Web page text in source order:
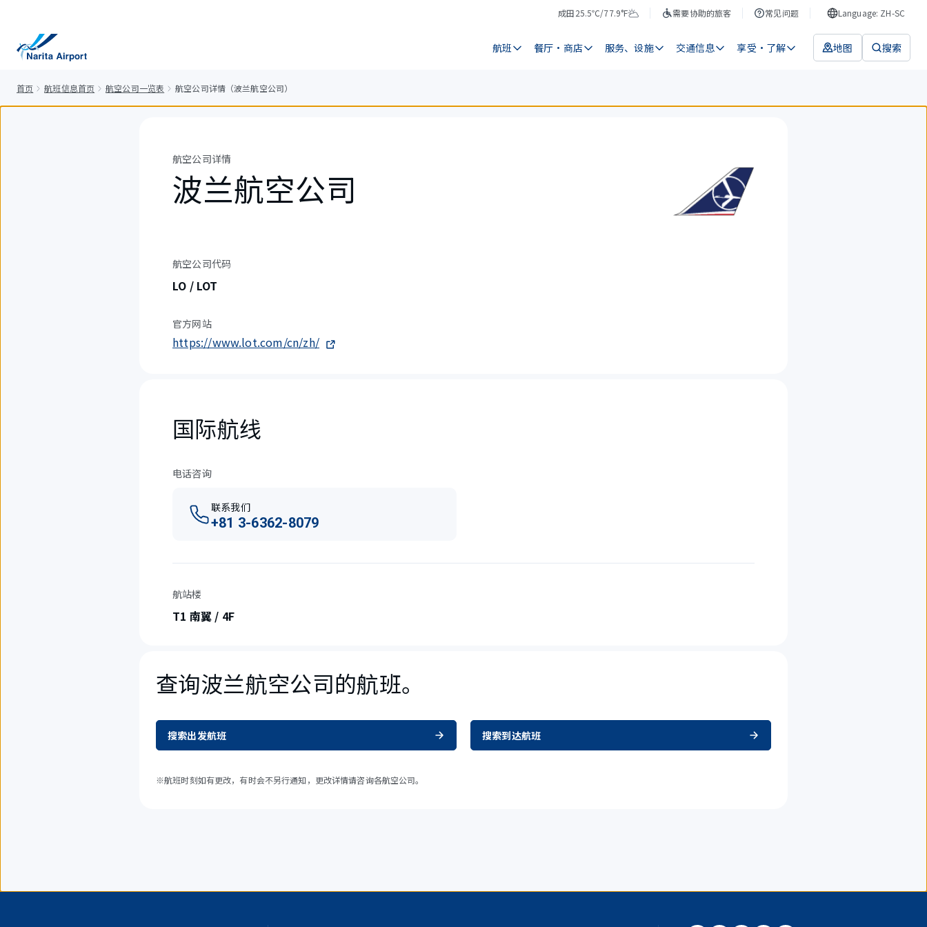
成田
气
25.5℃/77.9°F
天
需要协助的旅客 常见问题 Language: ZH-SC
航班 餐厅・商店 服务、设施 交通信息 享受・了解 地图 搜索
首页 航班信息首页 航空公司一览表 航空公司详情（波兰航空公司）
航空公司详情
波兰航空公司
航空公司代码
LO / LOT
官方网站
https://www.lot.com/cn/zh/
国际航线
电话咨询
联系我们
+81 3-6362-8079
航站楼
T1 南翼 / 4F
查询波兰航空公司的航班。
搜索出发航班 搜索到达航班
※航班时刻如有更改，有时会不另行通知，更改详情请咨询各航空公司。